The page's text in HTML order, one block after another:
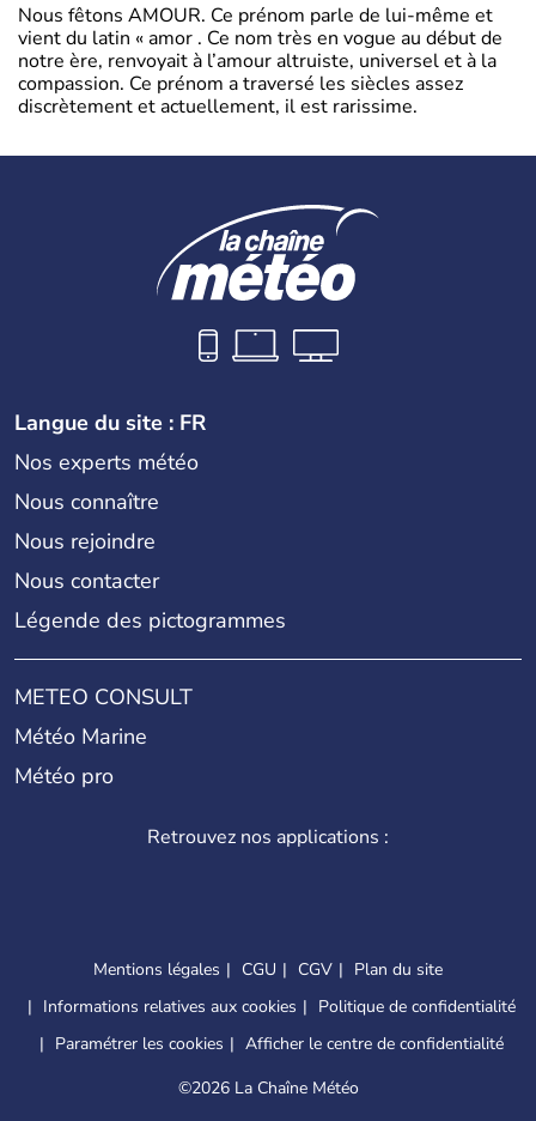
Nous fêtons AMOUR. Ce prénom parle de lui-même et
vient du latin « amor . Ce nom très en vogue au début de
notre ère, renvoyait à l’amour altruiste, universel et à la
compassion. Ce prénom a traversé les siècles assez
discrètement et actuellement, il est rarissime.
Langue du site : FR
Nos experts météo
Nous connaître
Nous rejoindre
Nous contacter
Légende des pictogrammes
METEO CONSULT
Météo Marine
Météo pro
Retrouvez nos applications :
Mentions légales CGU CGV
Plan du site
Informations relatives aux cookies
Politique de confidentialité
Paramétrer les cookies
Afficher le centre de confidentialité
©2026 La Chaîne Météo